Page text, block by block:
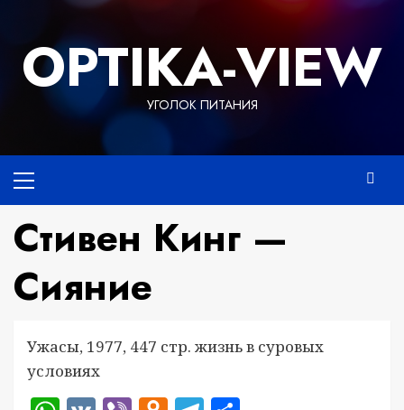
содержимому
OPTIKA-VIEW
УГОЛОК ПИТАНИЯ
меню
Стивен Кинг —
Сияние
Ужасы, 1977, 447 стр. жизнь в суровых
условиях